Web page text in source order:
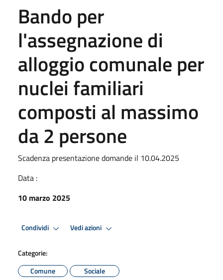
Bando per
l'assegnazione di
alloggio comunale per
nuclei familiari
composti al massimo
da 2 persone
Scadenza presentazione domande il 10.04.2025
Data :
10 marzo 2025
Condividi Vedi azioni
Categorie:
Comune
Sociale